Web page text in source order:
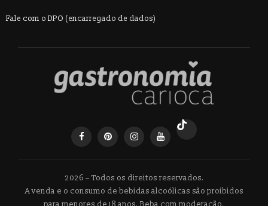
Fale com o DPO (encarregado de dados)
2026 – Todos os direitos reservados.
A venda e o consumo de bebidas alcoólicas são proibidos